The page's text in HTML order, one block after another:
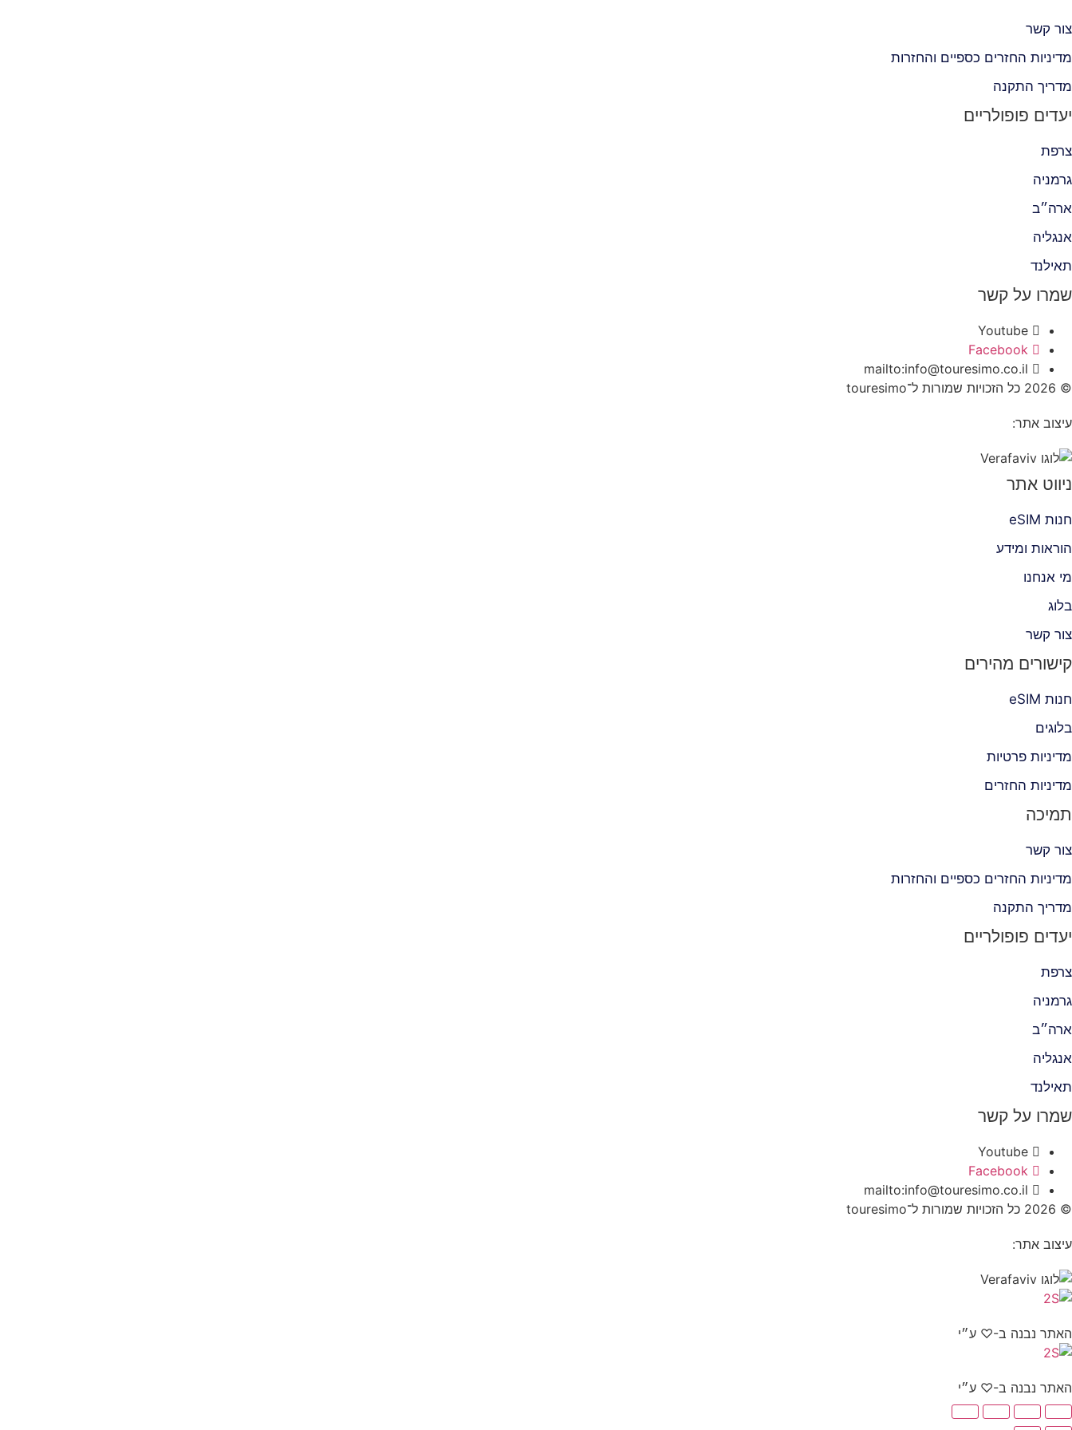
צור קשר
מדיניות החזרים כספיים והחזרות
מדריך התקנה
יעדים פופולריים
צרפת
גרמניה
ארה״ב
אנגליה
תאילנד
שמרו על קשר
Youtube
Facebook
mailto:info@touresimo.co.il
© 2026 כל הזכויות שמורות ל־touresimo
עיצוב אתר:
ניווט אתר
חנות eSIM
הוראות ומידע
מי אנחנו
בלוג
צור קשר
קישורים מהירים
חנות eSIM
בלוגים
מדיניות פרטיות
מדיניות החזרים
תמיכה
צור קשר
מדיניות החזרים כספיים והחזרות
מדריך התקנה
יעדים פופולריים
צרפת
גרמניה
ארה״ב
אנגליה
תאילנד
שמרו על קשר
Youtube
Facebook
mailto:info@touresimo.co.il
© 2026 כל הזכויות שמורות ל־touresimo
עיצוב אתר:
האתר נבנה ב-♡ ע״י
האתר נבנה ב-♡ ע״י